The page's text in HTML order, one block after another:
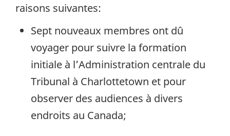
raisons suivantes:
Sept nouveaux membres ont dû
voyager pour suivre la formation
initiale à l’Administration centrale du
Tribunal à Charlottetown et pour
observer des audiences à divers
endroits au Canada;